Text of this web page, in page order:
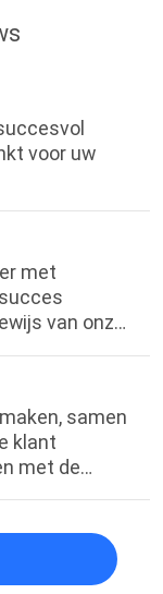
voor uw
met
van onze
samen
klant
met de